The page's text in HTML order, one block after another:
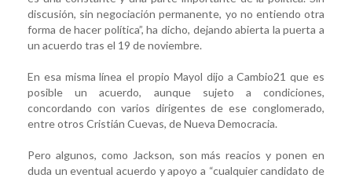
discusión, sin negociación permanente, yo no entiendo otra
forma de hacer política”, ha dicho, dejando abierta la puerta a
un acuerdo tras el 19 de noviembre.
En esa misma línea el propio Mayol dijo a Cambio21 que es
posible un acuerdo, aunque sujeto a condiciones,
concordando con varios dirigentes de ese conglomerado,
entre otros Cristián Cuevas, de Nueva Democracia.
Pero algunos, como Jackson, son más reacios y ponen en
duda un eventual acuerdo y apoyo a “cualquier candidato de